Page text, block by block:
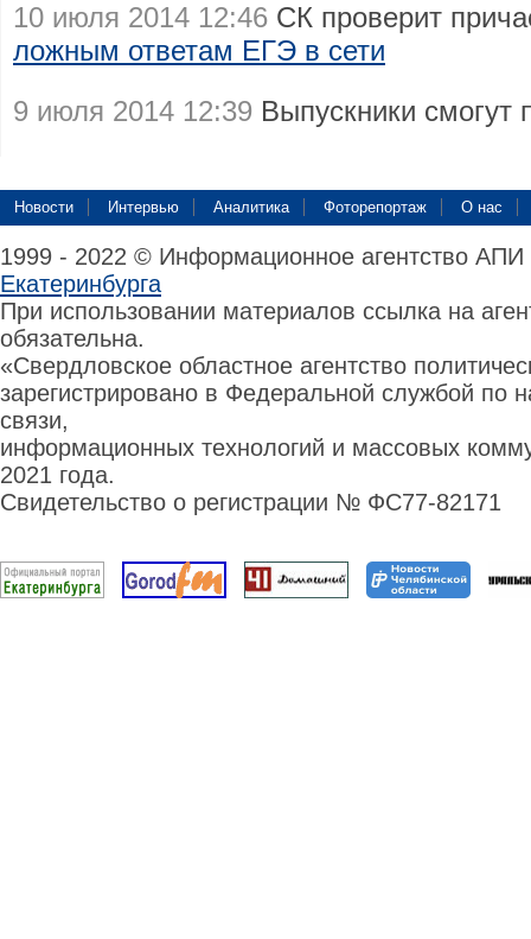
10 июля 2014 12:46 СК проверит
ложным ответам ЕГЭ в сети
9 июля 2014 12:39 Выпускники
Новости Интервью Аналитика Фоторепортаж О нас
1999 - 2022 © Информационное агентство
Екатеринбурга
При использовании материалов ссылка на
обязательна.
«Свердловское областное агентство
зарегистрировано в Федеральной службой по
связи,
информационных технологий и массовых
2021 года.
Свидетельство о регистрации № ФС77-82171